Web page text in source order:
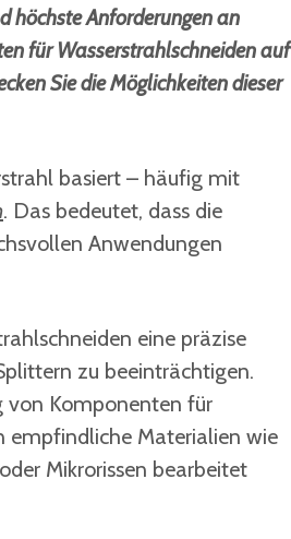
höchste Anforderungen an
für Wasserstrahlschneiden auf
Sie die Möglichkeiten dieser
basiert – häufig mit
. Das bedeutet, dass die
Anwendungen
eine präzise
zu beeinträchtigen.
von Komponenten für
empfindliche Materialien wie
Mikrorissen bearbeitet